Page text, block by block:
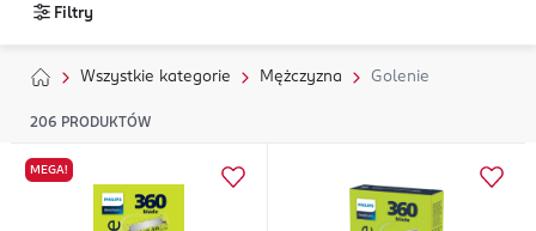
Filtry
Wszystkie kategorie Mężczyzna Golenie
206 PRODUKTÓW
MEGA!